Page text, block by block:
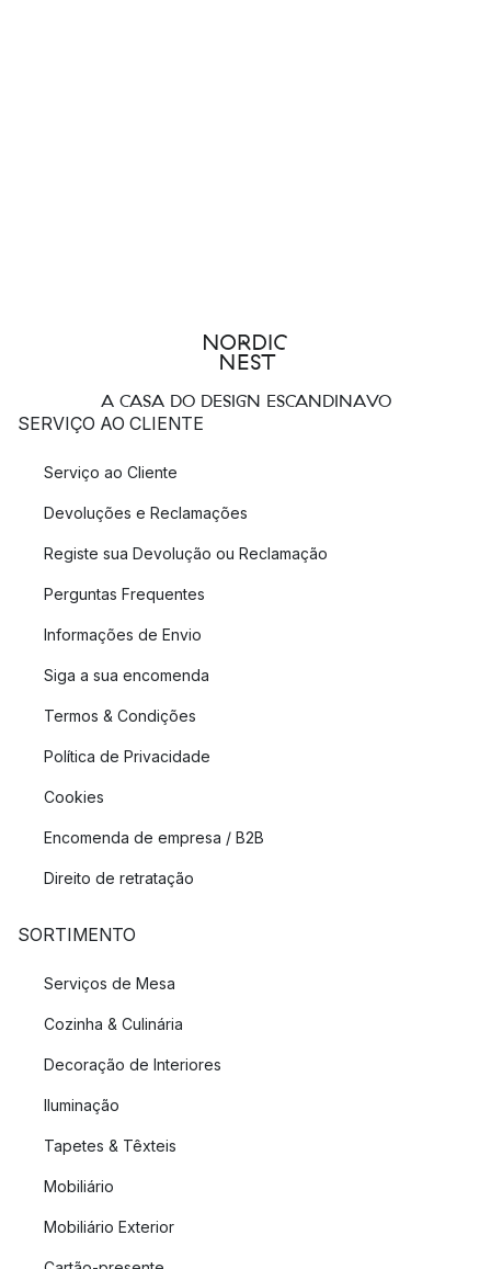
A CASA DO DESIGN ESCANDINAVO
SERVIÇO AO CLIENTE
Serviço ao Cliente
Devoluções e Reclamações
Registe sua Devolução ou Reclamação
Perguntas Frequentes
Informações de Envio
Siga a sua encomenda
Termos & Condições
Política de Privacidade
Cookies
Encomenda de empresa / B2B
Direito de retratação
SORTIMENTO
Serviços de Mesa
Cozinha & Culinária
Decoração de Interiores
Iluminação
Tapetes & Têxteis
Mobiliário
Mobiliário Exterior